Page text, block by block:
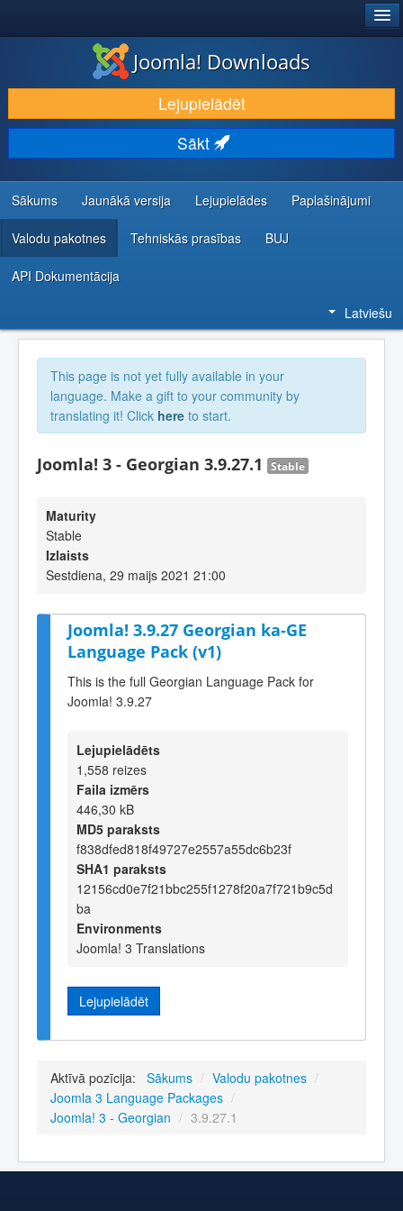
LEJUPIELĀDĒT UN PAPLAŠINĀT
ATKLĀJ UN IEMĀCIES
KOPIENA UN ATBALSTS
IZSTRĀDĀTĀJU RESURSI
Joomla! Downloads
Lejupielādēt
Sākt
Sākums Jaunākā versija Lejupielādes Paplašinājumi
Valodu pakotnes Tehniskās prasības BUJ
API Dokumentācija
Latviešu
This page is not yet fully available in your
language. Make a gift to your community by
translating it! Click here to start.
Joomla! 3 - Georgian 3.9.27.1 Stable
Maturity
Stable
Izlaists
Sestdiena, 29 maijs 2021 21:00
Joomla! 3.9.27 Georgian ka-GE
Language Pack (v1)
This is the full Georgian Language Pack for
Joomla! 3.9.27
Lejupielādēts
1,558 reizes
Faila izmērs
446,30 kB
MD5 paraksts
f838dfed818f49727e2557a55dc6b23f
SHA1 paraksts
12156cd0e7f21bbc255f1278f20a7f721b9c5d
ba
Environments
Joomla! 3 Translations
Lejupielādēt
Aktīvā pozīcija: Sākums / Valodu pakotnes /
Joomla 3 Language Packages /
Joomla! 3 - Georgian / 3.9.27.1